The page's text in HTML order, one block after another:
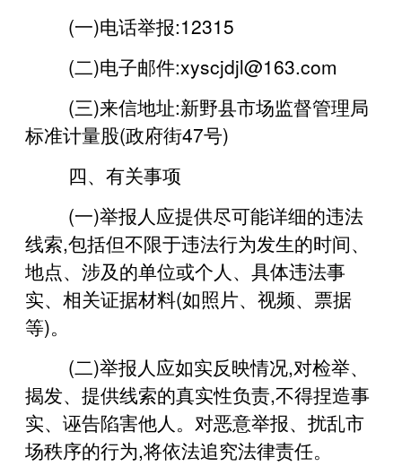
(一)电话举报:12315
(二)电子邮件:xyscjdjl@163.com
(三)来信地址:新野县市场监督管理局
标准计量股(政府街47号)
四、有关事项
(一)举报人应提供尽可能详细的违法
线索,包括但不限于违法行为发生的时间、
地点、涉及的单位或个人、具体违法事
实、相关证据材料(如照片、视频、票据
等)。
(二)举报人应如实反映情况,对检举、
揭发、提供线索的真实性负责,不得捏造事
实、诬告陷害他人。对恶意举报、扰乱市
场秩序的行为,将依法追究法律责任。